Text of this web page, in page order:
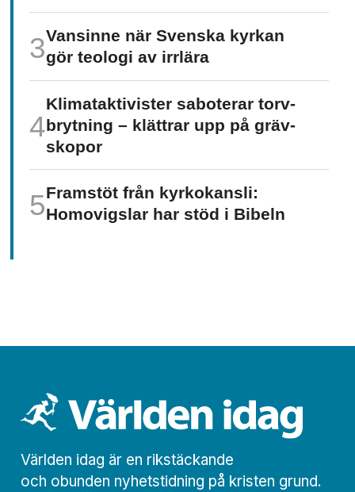
Vansinne när Svenska kyrkan
gör teologi av irrlära
Klimat­aktivister saboterar torv­
brytning – klättrar upp på gräv­
skopor
Framstöt från kyrkokansli:
Homo­vigslar har stöd i Bibeln
Världen idag är en rikstäckande
och obunden nyhets­­­tidning på kristen grund.